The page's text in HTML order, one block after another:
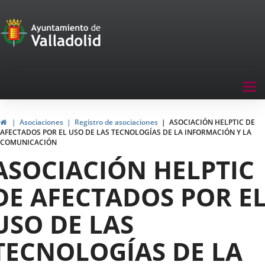
Portal
de
navegación
InicioAsociaciones Registro de asociaciones
ASOCIACIÓN HELPTIC DE
AFECTADOS POR EL USO DE LAS TECNOLOGÍAS DE LA INFORMACIÓN Y LA
COMUNICACIÓN
HELPTIC
AFECTADOS POR
DE LAS
DE LA